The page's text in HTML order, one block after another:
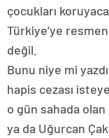
çocukları
Türkiye’ye
değil.
Bunu niye mi
hapis cezası
o gün sahada
ya da Uğurcan